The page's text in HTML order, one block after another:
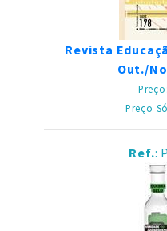
Revista
Out./
Preço
Ref.: